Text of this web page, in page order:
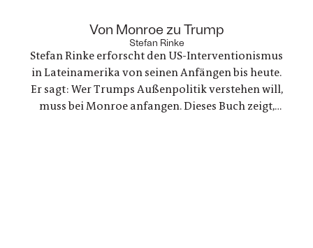
gerade als eine der Frauen stirbt. Ein Buch über
Trauer und Hoffnung in deutsch-ukranisch-
russischen Beziehungen
Von Monroe zu Trump
Stefan Rinke
Stefan Rinke erforscht den US-Interventionismus
in Lateinamerika von seinen Anfängen bis heute.
Er sagt: Wer Trumps Außenpolitik verstehen will,
muss bei Monroe anfangen. Dieses Buch zeigt,